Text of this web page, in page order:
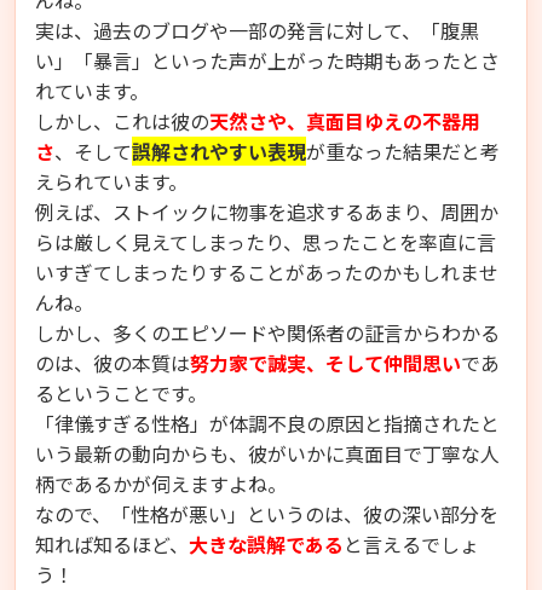
実は、過去のブログや一部の発言に対して、「腹黒
い」「暴言」といった声が上がった時期もあったとさ
れています。
しかし、これは彼の天然さや、真面目ゆえの不器用
さ、そして誤解されやすい表現が重なった結果だと考
えられています。
例えば、ストイックに物事を追求するあまり、周囲か
らは厳しく見えてしまったり、思ったことを率直に言
いすぎてしまったりすることがあったのかもしれませ
んね。
しかし、多くのエピソードや関係者の証言からわかる
のは、彼の本質は努力家で誠実、そして仲間思いであ
るということです。
「律儀すぎる性格」が体調不良の原因と指摘されたと
いう最新の動向からも、彼がいかに真面目で丁寧な人
柄であるかが伺えますよね。
なので、「性格が悪い」というのは、彼の深い部分を
知れば知るほど、 大きな誤解である と言えるでしょ
う！